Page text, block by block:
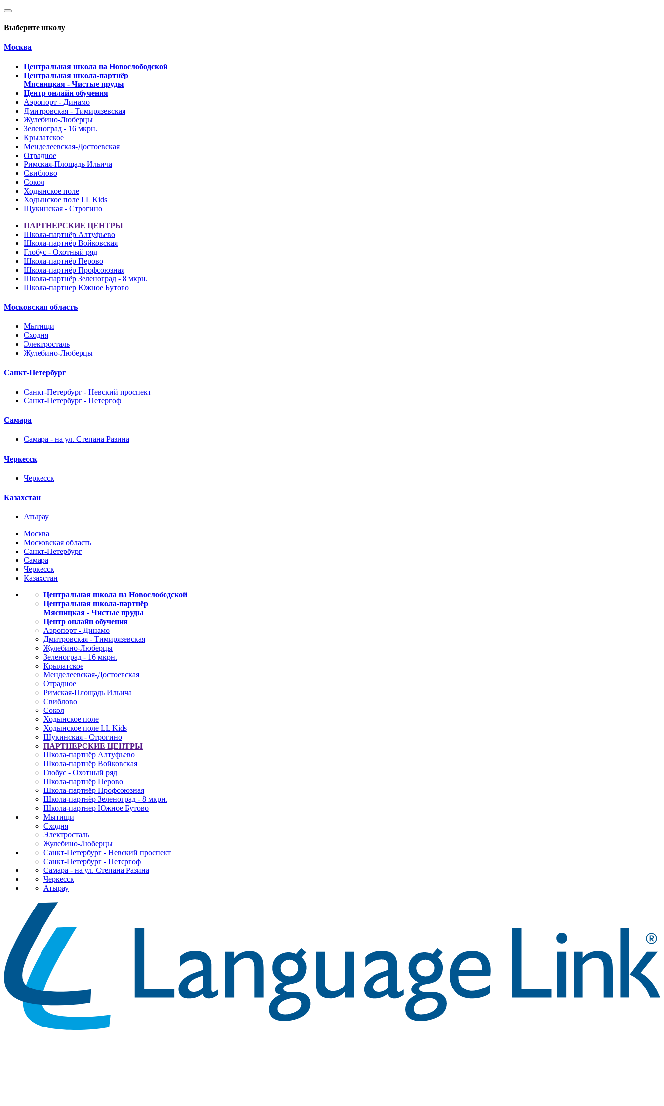
Выберите школу
Москва
Центральная школа на Новослободской
Центральная школа-партнёр
Мясницкая - Чистые пруды
Центр онлайн обучения
Аэропорт - Динамо
Дмитровская - Тимирязевская
Жулебино-Люберцы
Зеленоград - 16 мкрн.
Крылатское
Менделеевская-Достоевская
Отрадное
Римская-Площадь Ильича
Свиблово
Сокол
Ходынское поле
Ходынское поле LL Kids
Щукинская - Строгино
ПАРТНЕРСКИЕ ЦЕНТРЫ
Школа-партнёр Алтуфьево
Школа-партнёр Войковская
Глобус - Охотный ряд
Школа-партнёр Перово
Школа-партнёр Профсоюзная
Школа-партнёр Зеленоград - 8 мкрн.
Школа-партнер Южное Бутово
Московская область
Мытищи
Сходня
Электросталь
Жулебино-Люберцы
Санкт-Петербург
Санкт-Петербург - Невский проспект
Санкт-Петербург - Петергоф
Самара
Самара - на ул. Степана Разина
Черкесск
Черкесск
Казахстан
Атырау
Москва
Московская область
Санкт-Петербург
Самара
Черкесск
Казахстан
Центральная школа на Новослободской
Центральная школа-партнёр
Мясницкая - Чистые пруды
Центр онлайн обучения
Аэропорт - Динамо
Дмитровская - Тимирязевская
Жулебино-Люберцы
Зеленоград - 16 мкрн.
Крылатское
Менделеевская-Достоевская
Отрадное
Римская-Площадь Ильича
Свиблово
Сокол
Ходынское поле
Ходынское поле LL Kids
Щукинская - Строгино
ПАРТНЕРСКИЕ ЦЕНТРЫ
Школа-партнёр Алтуфьево
Школа-партнёр Войковская
Глобус - Охотный ряд
Школа-партнёр Перово
Школа-партнёр Профсоюзная
Школа-партнёр Зеленоград - 8 мкрн.
Школа-партнер Южное Бутово
Мытищи
Сходня
Электросталь
Жулебино-Люберцы
Санкт-Петербург - Невский проспект
Санкт-Петербург - Петергоф
Самара - на ул. Степана Разина
Черкесск
Атырау